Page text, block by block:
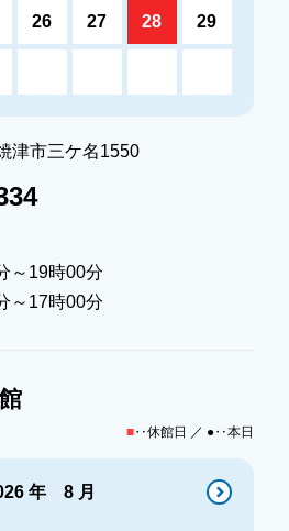
26 27 28 29
津市三ケ名1550
～19時00分
～17時00分
■‥休館日 ／ ●‥本日
年 8 月